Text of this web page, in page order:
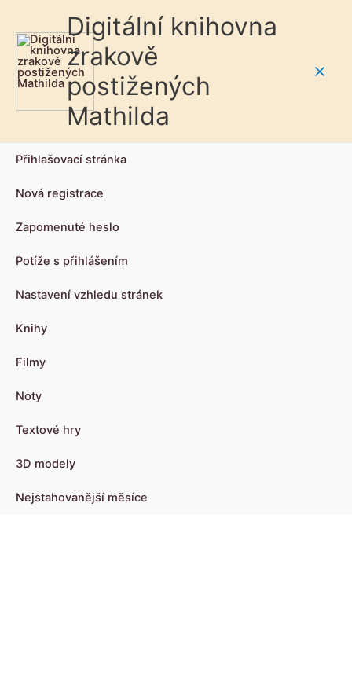
Digitální knihovna
zrakově
postižených
Mathilda
Přihlašovací stránka
Nová registrace
Zapomenuté heslo
Potíže s přihlášením
Nastavení vzhledu stránek
Knihy
Filmy
Noty
Textové hry
3D modely
Nejstahovanější měsíce